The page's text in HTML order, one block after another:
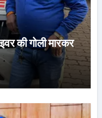
की गोली मारकर